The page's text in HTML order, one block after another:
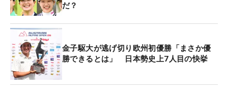
たらショットもちょっとずつ良くなってきている。
名も“Aki Iwai”に替えて心機一転。女子の大会を初め
て開催する名門で、再び優勝争いに加わることをイ
メージする。
だ？
金子駆大が逃げ切り欧州初優勝「まさか優
勝できるとは」 日本勢史上7人目の快挙